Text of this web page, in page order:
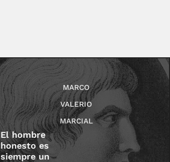
El hombre
honesto es
siempre un
MARCO
VALERIO
MARCIAL